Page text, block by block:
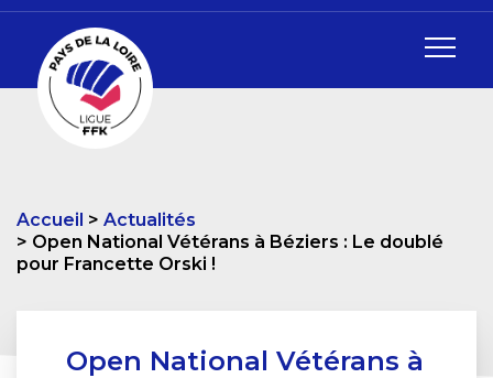
Accueil
Actualités
Open National Vétérans à Béziers : Le doublé
pour Francette Orski !
Open National Vétérans à